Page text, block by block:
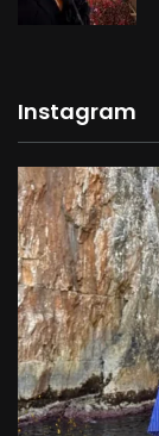
Instagram